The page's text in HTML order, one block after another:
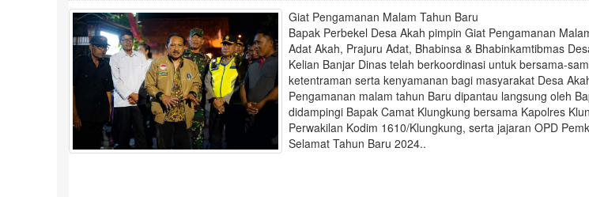
Giat Pengamanan Malam Tahun Baru
Bapak Perbekel Desa Akah pimpin Giat Pengamanan
Adat Akah, Prajuru Adat, Bhabinsa & Bhabinkamtibmas
Kelian Banjar Dinas telah berkoordinasi untuk bersama-
ketentraman serta kenyamanan bagi masyarakat Desa
Pengamanan malam tahun Baru dipantau langsung oleh
didampingi Bapak Camat Klungkung bersama Kapolres
Perwakilan Kodim 1610/Klungkung, serta jajaran OPD
Selamat Tahun Baru 2024..